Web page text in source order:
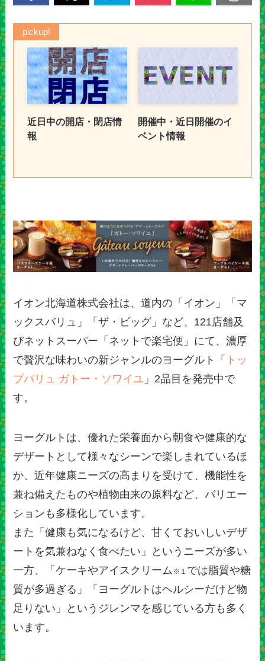
pickup!
近日中の開店・閉店情
報
開催中・近日開催のイ
ベント情報
イオン北海道株式会社は、道内の「イオン」「マ
ックスバリュ」「ザ・ビッグ」など、121店舗及
びネットスーパー「ネットで楽宅便」にて、濃厚
で贅沢な味わいの新ジャンルのヨーグルト「 トッ
プバリュ ガトー・ソワイユ 」2品目を発売中で
す。
ヨーグルトは、優れた栄養面から朝食や健康的な
デザートとして様々なシーンで楽しまれているほ
か、近年健康ニーズの高まりを受けて、機能性を
兼ね備えたものや植物由来の原料など、バリエー
ションも多様化しています。
また「健康も気になるけど、甘くておいしいデザ
ートを気兼ねなく食べたい」というニーズが多い
一方、「ケーキやアイスクリーム※１ では脂質や糖
質が多過ぎる」「ヨーグルトはヘルシーだけど物
足りない」というジレンマを感じている方も多く
います。